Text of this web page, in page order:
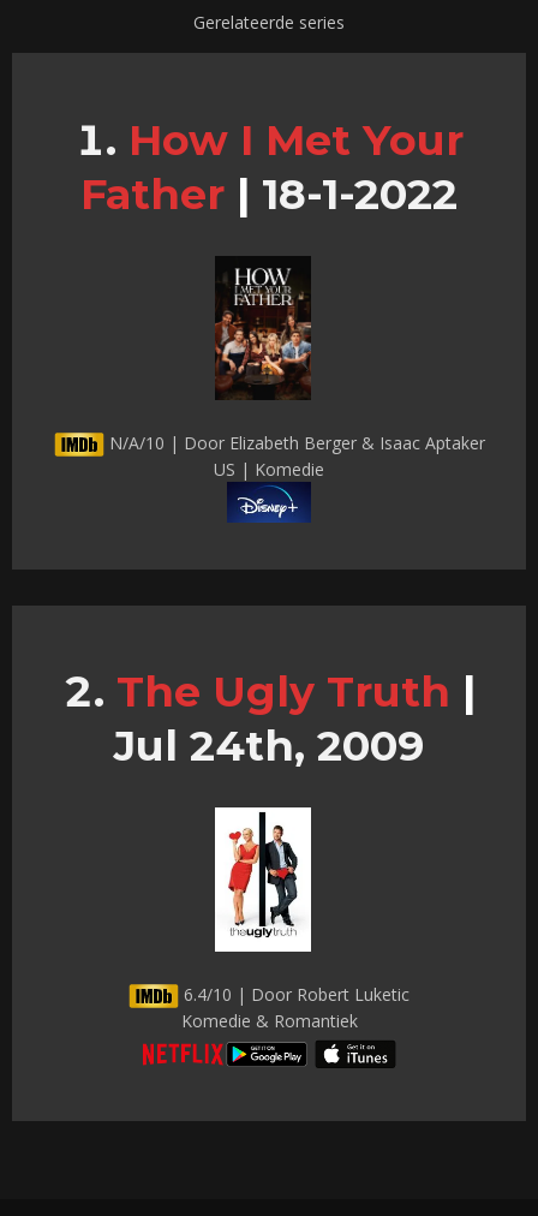
Gerelateerde series
How I Met Your
Father | 18-1-2022
N/A/10 | Door Elizabeth Berger & Isaac Aptaker
US | Komedie
The Ugly Truth |
Jul 24th, 2009
6.4/10 | Door Robert Luketic
Komedie & Romantiek